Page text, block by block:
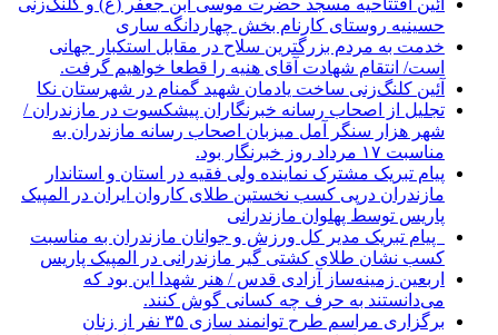
آئین افتتاحیه مسجد حضرت موسی ابن جعفر (ع) و کلنگ‌زنی
حسینیه روستای کارنام بخش چهاردانگه ساری
خدمت به مردم بزرگترین سلاح در مقابل استکبار جهانی
است/ انتقام شهادت آقای هنیه را قطعا خواهیم گرفت.
آئین کلنگ‌زنی ساخت یادمان شهید گمنام در شهرستان نکا
تجلیل از اصحاب رسانه خبرنگاران پیشکسوت در مازندران /
شهر هزار سنگر آمل میزبان اصحاب رسانه مازندران به
مناسبت ۱۷ مرداد روز خبرنگار بود.
پیام تبریک مشترک نماینده ولی فقیه در استان و استاندار
مازندران درپی کسب نخستین طلای کاروان ایران در المپیک
پاریس توسط پهلوان مازندرانی
‍ ‍ پیام تبریک مدیر کل ورزش و جوانان مازندران به مناسبت
کسب نشان طلای کشتی گیر مازندرانی در المپیک پاریس
اربعین زمینه‌ساز آزادی قدس / هنر شهدا این بود که
می‌دانستند به حرف چه کسانی گوش کنند.
برگزاری مراسم طرح توانمند سازی ۳۵ نفر از زنان